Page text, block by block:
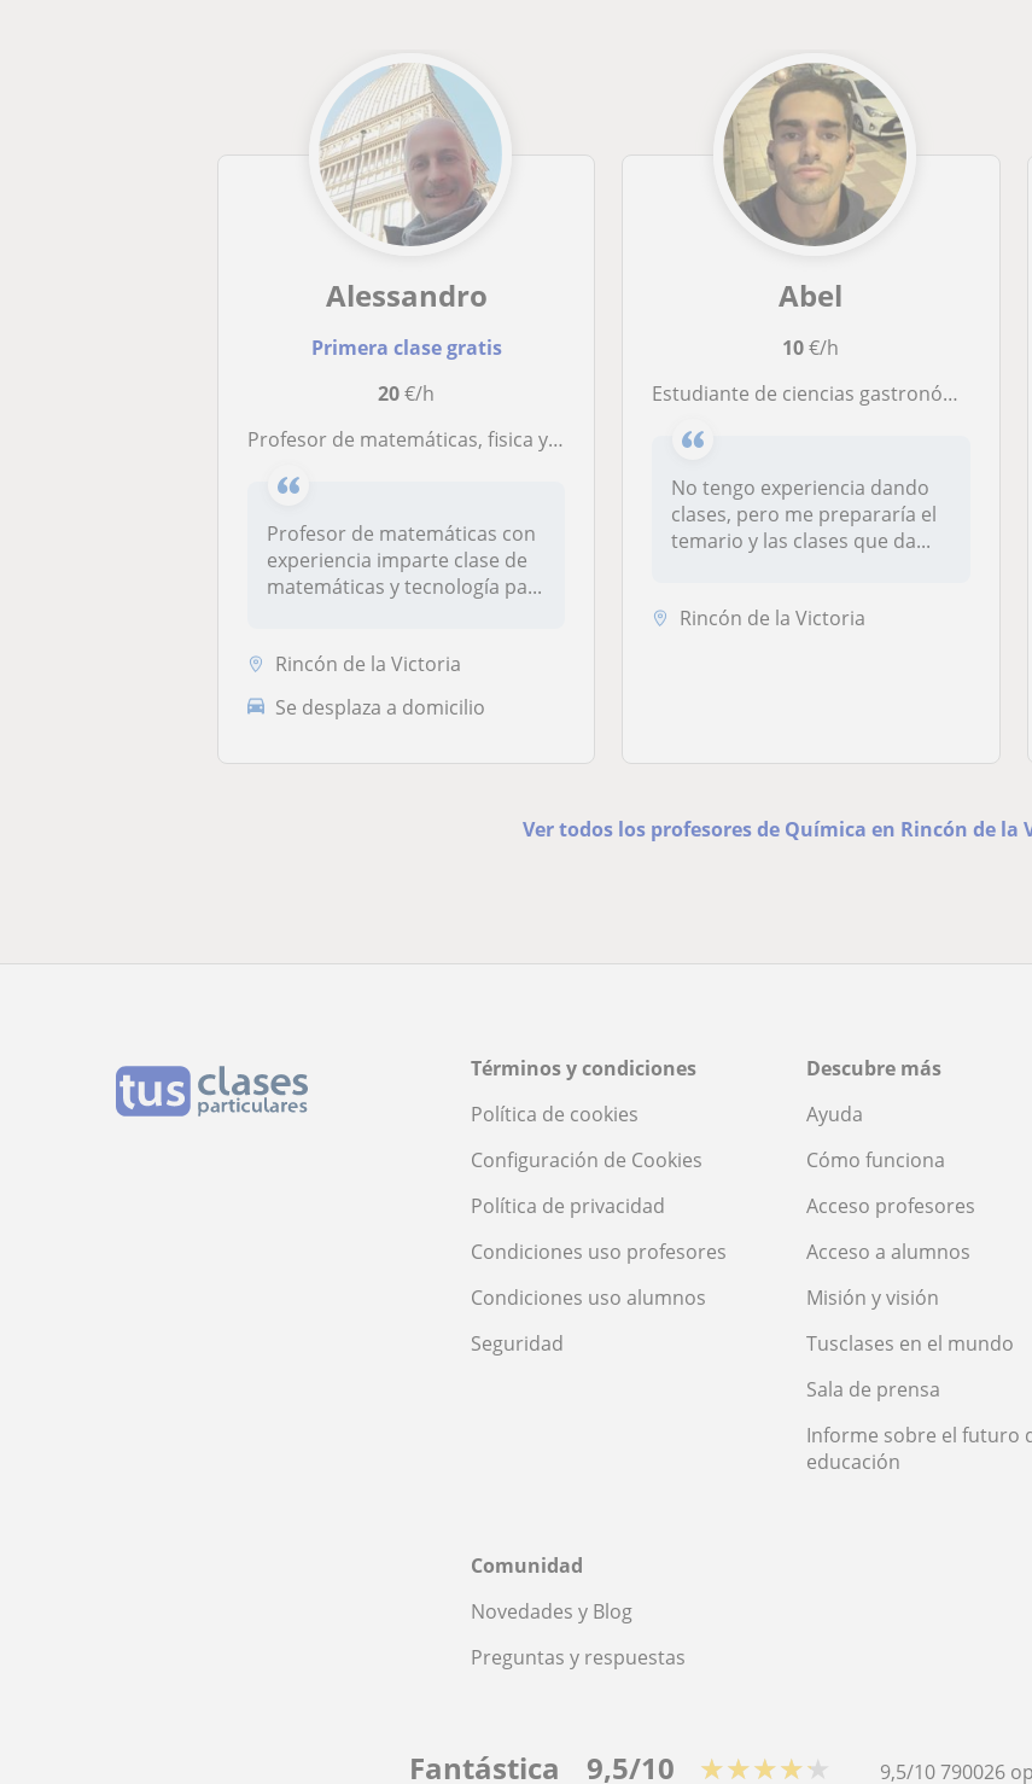
Alessandro
Primera clase gratis
20€/h
Profesor de matemáticas, fisica y química y tecnología para ESO
Profesor de matemáticas con
experiencia imparte clase de
matemáticas y tecnología pa...
Rincón de la Victoria
Se desplaza a domicilio
Abel
10€/h
Estudiante de ciencias gastronómicas y gestión hotelera. Me gusta mucho la química y podría impartirla hasta segundo de bachiller
No tengo experiencia dando
clases, pero me prepararía el
temario y las clases que da...
Rincón de la Victoria
Ver todos los profesores de Química en Rincón de la
Términos y condiciones
Política de cookies
Configuración de Cookies
Política de privacidad
Condiciones uso profesores
Condiciones uso alumnos
Seguridad
Descubre más
Ayuda
Cómo funciona
Acceso profesores
Acceso a alumnos
Misión y visión
Tusclases en el mundo
Sala de prensa
Informe sobre el futuro
educación
Comunidad
Novedades y Blog
Preguntas y respuestas
Fantástica 9,5/10 ★★★★★ 9,5/10790026